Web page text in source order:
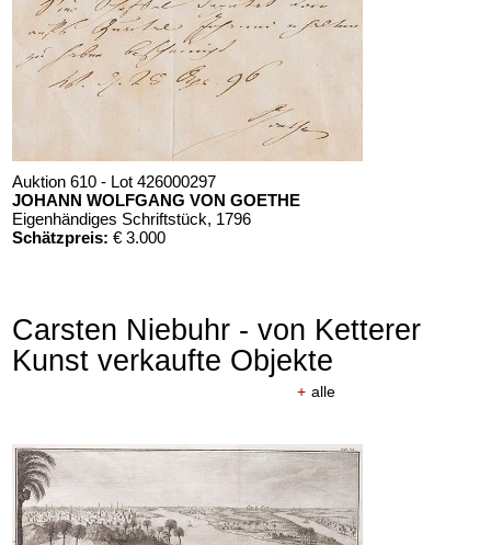
Auktion 610 - Lot 426000297
JOHANN WOLFGANG VON GOETHE
Eigenhändiges Schriftstück, 1796
Schätzpreis: € 3.000
Auktion 610 - Lot 426000309
JOEL PALMER
Journal of Travels over the Rocky Mountains , 1847
Schätzpreis:€ 3.000
Auktion 610 - Lot 426000325
J. GOETHE
Faust, 1924
Schätzpreis:€ 1.500
Carsten Niebuhr - von Ketterer
Kunst verkaufte Objekte
+ alle